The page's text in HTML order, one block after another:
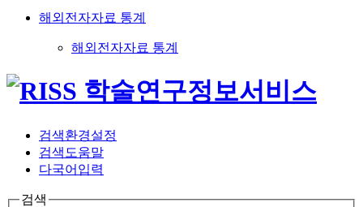
해외전자자료 통계
해외전자자료 통계
검색환경설정
검색도움말
다국어입력
검색